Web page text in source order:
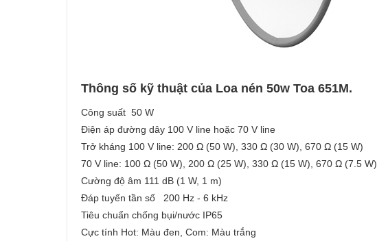
Thông số kỹ thuật của Loa nén 50w Toa 651M.
Công suất 50 W
Điện áp đường dây 100 V line hoặc 70 V line
Trở kháng 100 V line: 200 Ω (50 W), 330 Ω (30 W), 670 Ω (15 W)
70 V line: 100 Ω (50 W), 200 Ω (25 W), 330 Ω (15 W), 670 Ω (7.5 W)
Cường độ âm 111 dB (1 W, 1 m)
Đáp tuyến tần số 200 Hz - 6 kHz
Tiêu chuẩn chống bụi/nước IP65
Cực tính Hot: Màu đen, Com: Màu trắng